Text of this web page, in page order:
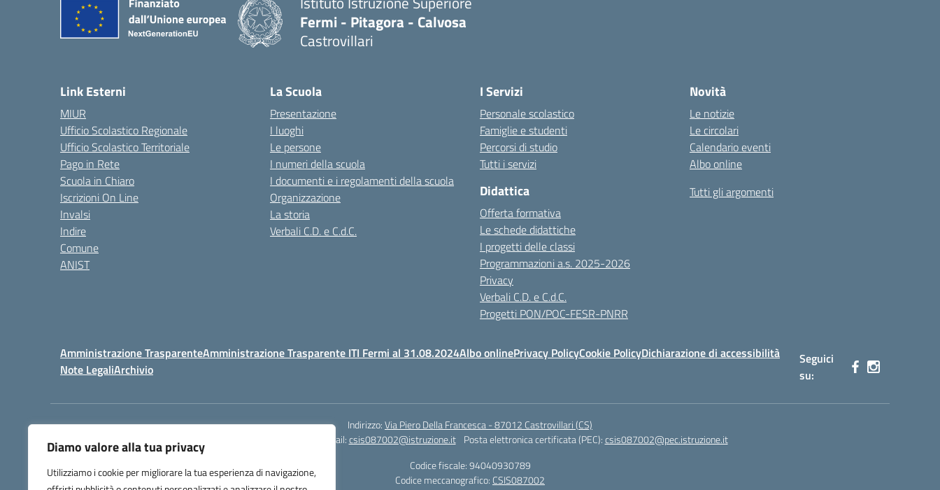
Diamo valore alla tua privacy
Utilizziamo i cookie per migliorare la tua esperienza di navigazione,
Fermi - Pitagora - Calvosa
Castrovillari
Link Esterni
MIUR
Ufficio Scolastico Regionale
Ufficio Scolastico Territoriale
Pago in Rete
Scuola in Chiaro
Iscrizioni On Line
Invalsi
Indire
Comune
ANIST
La Scuola
Presentazione
I luoghi
Le persone
I numeri della scuola
I documenti e i regolamenti della scuola
Organizzazione
La storia
Verbali C.D. e C.d.C.
I Servizi
Personale scolastico
Famiglie e studenti
Percorsi di studio
Tutti i servizi
Didattica
Offerta formativa
Le schede didattiche
I progetti delle classi
Programmazioni a.s. 2025-2026
Privacy
Verbali C.D. e C.d.C.
Progetti PON/POC-FESR-PNRR
Novità
Le notizie
Le circolari
Calendario eventi
Albo online
Tutti gli argomenti
Amministrazione TrasparenteAmministrazione Trasparente ITI Fermi al 31.08.2024Albo onlinePrivacy PolicyCookie PolicyDichiarazione di accessibilità
Note LegaliArchivio
Seguici
su:
Indirizzo:Via Piero Della Francesca - 87012 Castrovillari (CS)
Email:csis087002@istruzione.it Posta elettronica certificata (PEC):csis087002@pec.istruzione.it
Codice fiscale: 94040930789
Codice meccanografico: CSIS087002